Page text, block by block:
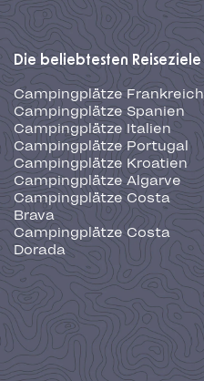
Die beliebtesten Reiseziele
Campingplätze Frankreich
Campingplätze Spanien
Campingplätze Italien
Campingplätze Portugal
Campingplätze Kroatien
Campingplätze Algarve
Campingplätze Costa
Brava
Campingplätze Costa
Dorada